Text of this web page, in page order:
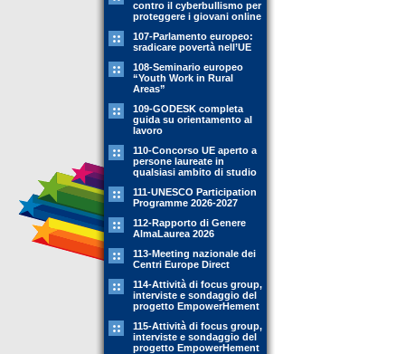
contro il cyberbullismo per
proteggere i giovani online
107-Parlamento europeo:
sradicare povertà nell’UE
108-Seminario europeo
“Youth Work in Rural
Areas”
109-GODESK completa
guida su orientamento al
lavoro
110-Concorso UE aperto a
persone laureate in
qualsiasi ambito di studio
111-UNESCO Participation
Programme 2026-2027
112-Rapporto di Genere
AlmaLaurea 2026
113-Meeting nazionale dei
Centri Europe Direct
114-Attività di focus group,
interviste e sondaggio del
progetto EmpowerHement
115-Attività di focus group,
interviste e sondaggio del
progetto EmpowerHement